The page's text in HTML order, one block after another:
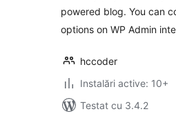
powered blog. You can
options on WP Admin
hccoder
Instalări active: 10+
Testat cu 3.4.2